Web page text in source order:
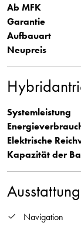
Ab MFK
Garantie
Aufbauart
Neupreis
Systemleistung
Elektrische
Kapazität der
Ausstattung
Navigation